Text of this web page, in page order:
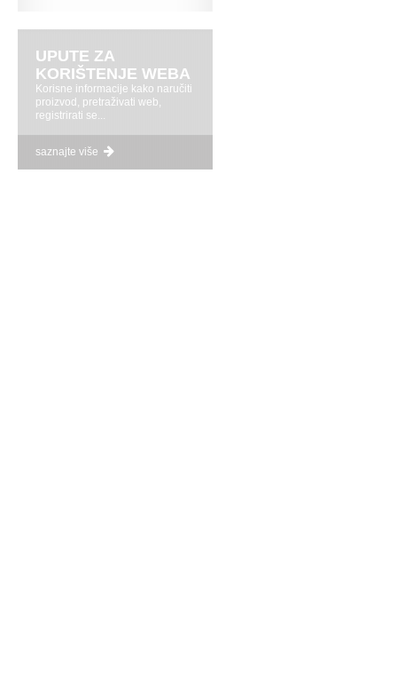
UPUTE ZA
KORIŠTENJE WEBA
Korisne informacije kako naručiti
proizvod, pretraživati web,
registrirati se...
saznajte više